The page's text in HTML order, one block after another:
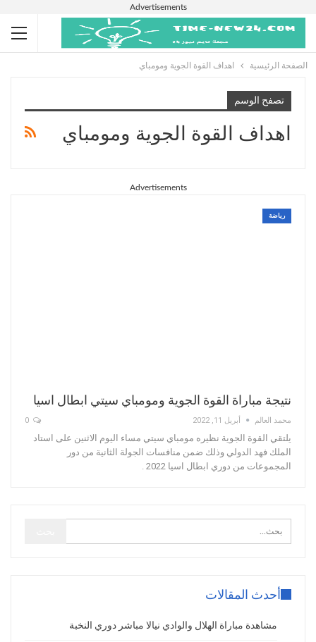
Advertisements
الصفحة الرئيسية اهداف القوة الجوية ومومباي
تصفح الوسم
اهداف القوة الجوية ومومباي
Advertisements
رياضة
نتيجة مباراة القوة الجوية ومومباي سيتي ابطال اسيا
محمد العالم أبريل 11, 2022
يلتقي القوة الجوية نظيره مومباي سيتي مساء اليوم الاثنين على استاد
الملك فهد الدولي وذلك ضمن منافسات الجولة الثانية من دور
المجموعات من دوري ابطال اسيا 2022 .
أحدث المقالات
مشاهدة مباراة الهلال والوادي نيالا مباشر دوري النخبة